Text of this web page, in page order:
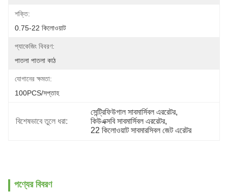
শক্তি:
0.75-22 কিলোওয়াট
প্যাকেজিং বিবরণ:
পাতলা পাতলা কাঠ
যোগানের ক্ষমতা:
100PCS/সপ্তাহ
বিশেষভাবে তুলে ধরা:
সেন্ট্রিফিউগাল সাবমার্সিবল এররেটর,
কিউএক্সবি সাবমার্সিবল এররেটর,
22 কিলোওয়াট সাবমারসিবল জেট এরেটর
পণ্যের বিবরণ